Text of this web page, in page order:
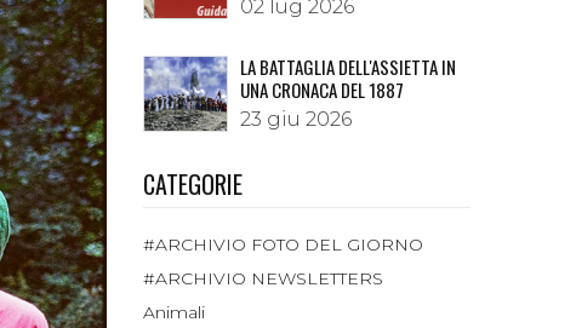
02 lug 2026
LA BATTAGLIA DELL'ASSIETTA IN
UNA CRONACA DEL 1887
23 giu 2026
CATEGORIE
#ARCHIVIO FOTO DEL GIORNO
#ARCHIVIO NEWSLETTERS
Animali